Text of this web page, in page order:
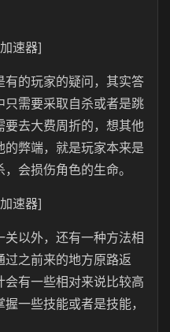
速器]
有的玩家的疑问，其实答
需要采取自杀或者是跳
要去大费周折的，想其他
弊端，就是玩家本来是
会损伤角色的生命。
速器]
以外，还有一种方法相
之前来的地方原路返
会有一些相对来说比较高
一些技能或者是技能，